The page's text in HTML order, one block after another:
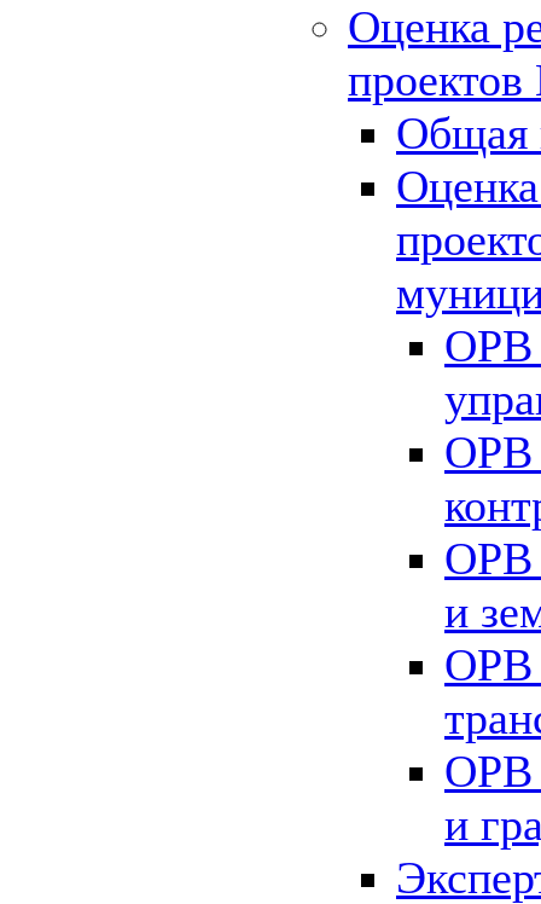
Оценка
Общая
ОРВ
ОРВ
ОРВ
и
ОРВ
ОРВ
и